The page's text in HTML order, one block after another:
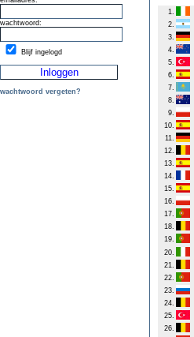
wachtwoord:
Blijf ingelogd
wachtwoord vergeten?
1.
2.
3.
4.
5.
6.
7.
8.
9.
10.
11.
12.
13.
14.
15.
16.
17.
18.
19.
20.
21.
22.
23.
24.
25.
26.